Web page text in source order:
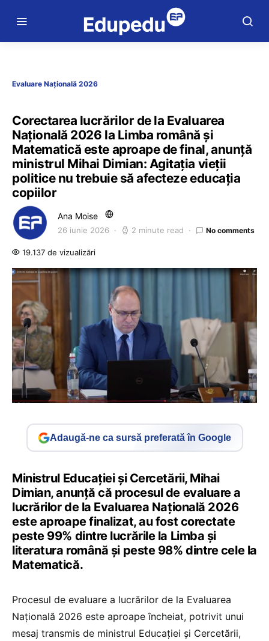
Evaluare Națională 2026
Corectarea lucrărilor de la Evaluarea
Națională 2026 la Limba română și
Matematică este aproape de final, anunță
ministrul Mihai Dimian: Agitația vieții
politice nu trebuie să afecteze educația
copiilor
Ana Moise
26 iunie 2026 2 minute read No comments
19.137 de vizualizări
Adaugă-ne ca sursă preferată în Google
Ministrul Educației și Cercetării, Mihai
Dimian, anunță că procesul de evaluare a
lucrărilor de la Evaluarea Națională 2026
este aproape finalizat, au fost corectate
peste 99% dintre lucrările la Limba și
literatura română și peste 98% dintre cele la
Matematică.
Procesul de evaluare a lucrărilor de la Evaluarea
Națională 2026 este aproape încheiat, potrivit unui
mesaj transmis de ministrul Educației și Cercetării,